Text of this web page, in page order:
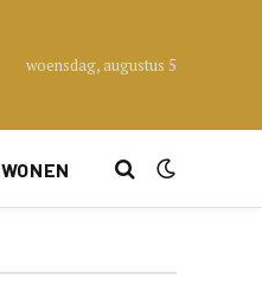
woensdag, augustus 5
WONEN